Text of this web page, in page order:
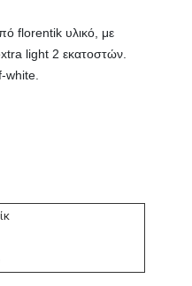
florentik υλικό, με
light 2 εκατοστών.
white.